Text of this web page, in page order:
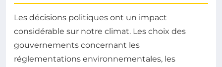
Les décisions politiques ont un impact
considérable sur notre climat. Les choix des
gouvernements concernant les
réglementations environnementales, les